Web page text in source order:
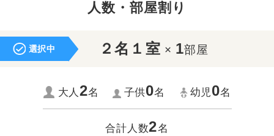
人数・部屋割り
選択中 ２名１室 × 1部屋
大人2名 子供0名 幼児0名
合計人数2名